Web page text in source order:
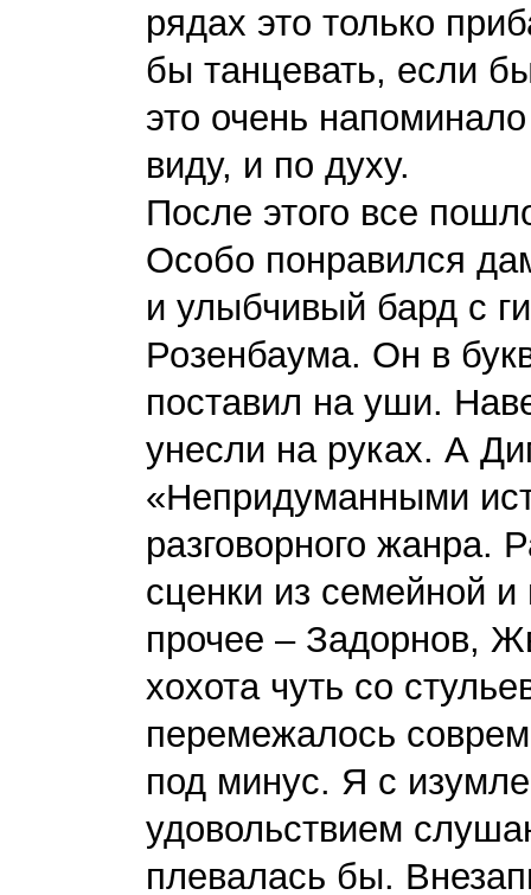
рядах это только
бы танцевать, если
это очень
виду, и по духу.
После этого все
Особо понравился
и улыбчивый бард с
Розенбаума. Он в
поставил на уши.
унесли на руках. А
«Непридуманными
разговорного
сценки из семейной
прочее – Задорнов,
хохота чуть со
перемежалось
под минус. Я с
удовольствием
плевалась бы.